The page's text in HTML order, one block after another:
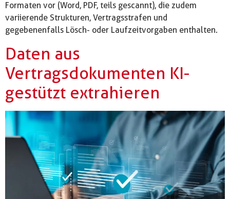
Formaten vor (Word, PDF, teils gescannt), die zudem
variierende Strukturen, Vertragsstrafen und
gegebenenfalls Lösch- oder Laufzeitvorgaben enthalten.
Daten aus
Vertragsdokumenten KI-
gestützt extrahieren